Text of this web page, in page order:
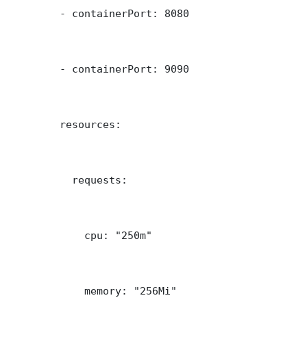
        - containerPort: 8080
        - containerPort: 9090
        resources:
          requests:
            cpu: "250m"
            memory: "256Mi"